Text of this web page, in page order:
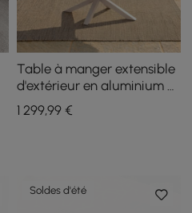
Table à manger extensible
d'extérieur en aluminium et
pierre frittée couleur sable
1 299,99€
Soldes d'été